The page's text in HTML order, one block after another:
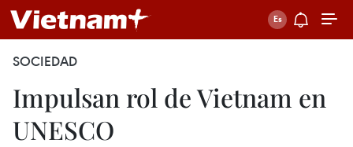
SOCIEDAD
Impulsan rol de Vietnam en
UNESCO